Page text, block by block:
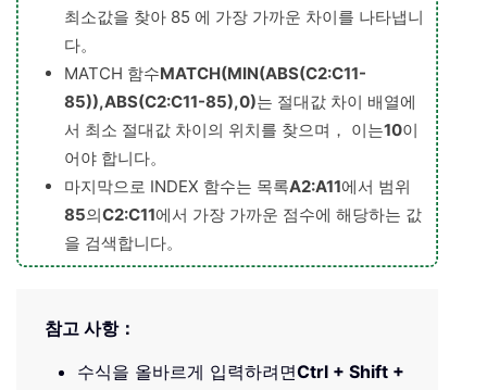
최소값을 찾아 85 에 가장 가까운 차이를 나타냅니
다。
MATCH 함수MATCH(MIN(ABS(C2:C11-
85)),ABS(C2:C11-85),0)는 절대값 차이 배열에
서 최소 절대값 차이의 위치를 찾으며， 이는10이
어야 합니다。
마지막으로 INDEX 함수는 목록A2:A11에서 범위
85의C2:C11에서 가장 가까운 점수에 해당하는 값
을 검색합니다。
참고 사항：
수식을 올바르게 입력하려면Ctrl + Shift +